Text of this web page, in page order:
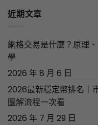
近期文章
網格交易是什麼？原理
學
2026 年 8 月 6 日
2026最新穩定幣排名｜
圖解流程一次看
2026 年 7 月 29 日